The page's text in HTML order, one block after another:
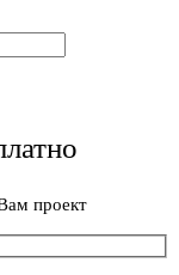
проект